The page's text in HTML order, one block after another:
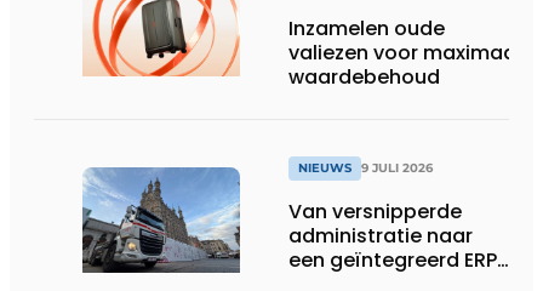
Inzamelen oude
valiezen voor maximaal
waardebehoud
NIEUWS 9 JULI 2026
Van versnipperde
administratie naar
een geïntegreerd ERP-